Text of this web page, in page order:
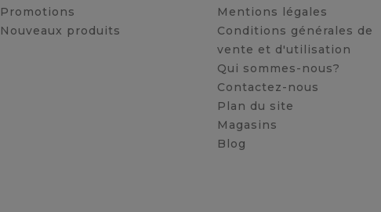
Promotions
Nouveaux produits
Mentions légales
Conditions générales de
vente et d'utilisation
Qui sommes-nous?
Contactez-nous
Plan du site
Magasins
Blog